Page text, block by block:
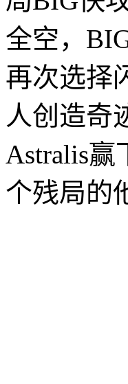
全空，
再次选择
人创造奇
Astralis赢
个残局的